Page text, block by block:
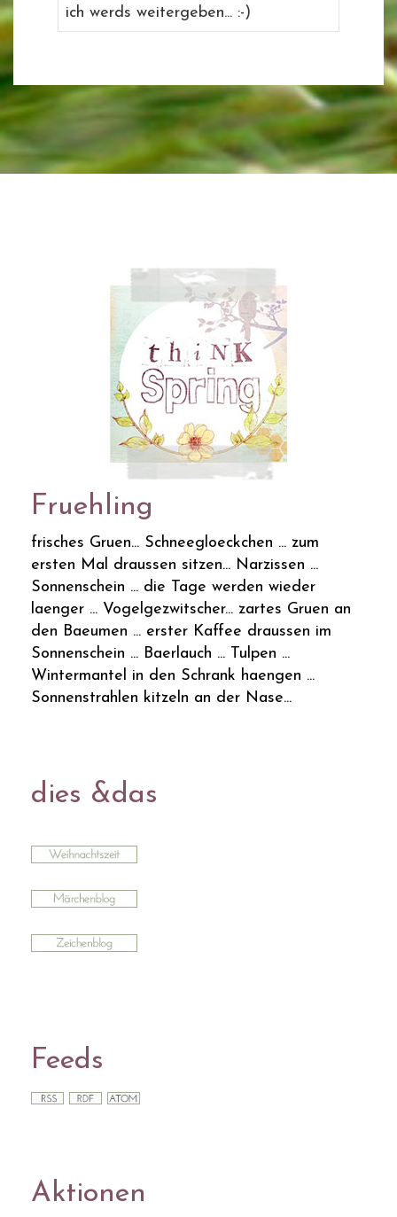
ich werds weitergeben... :-)
Fruehling
frisches Gruen... Schneegloeckchen ... zum
ersten Mal draussen sitzen... Narzissen ...
Sonnenschein ... die Tage werden wieder
laenger ... Vogelgezwitscher... zartes Gruen an
den Baeumen ... erster Kaffee draussen im
Sonnenschein ... Baerlauch ... Tulpen ...
Wintermantel in den Schrank haengen ...
Sonnenstrahlen kitzeln an der Nase...
dies &das
Feeds
Aktionen